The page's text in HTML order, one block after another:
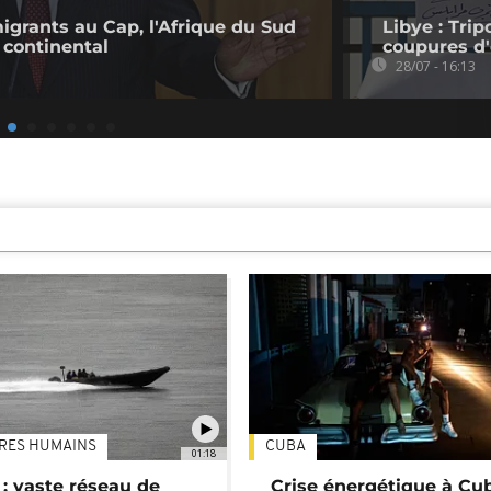
au Cap, l'Afrique du Sud
Libye :
coupures
28/07 - 16:13
01:18
HUMAINS
vaste réseau de
CUBA
Crise énergétique à